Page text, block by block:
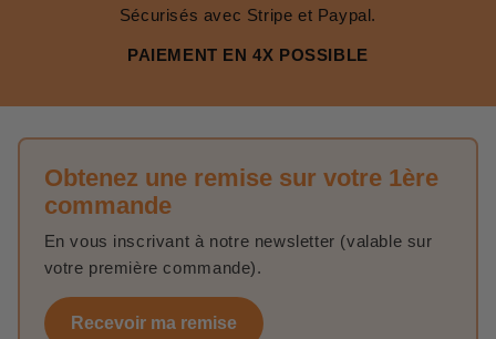
Sécurisés avec Stripe et Paypal.
PAIEMENT EN 4X POSSIBLE
Obtenez une remise sur votre 1ère
commande
En vous inscrivant à notre newsletter (valable sur
votre première commande).
Recevoir ma remise